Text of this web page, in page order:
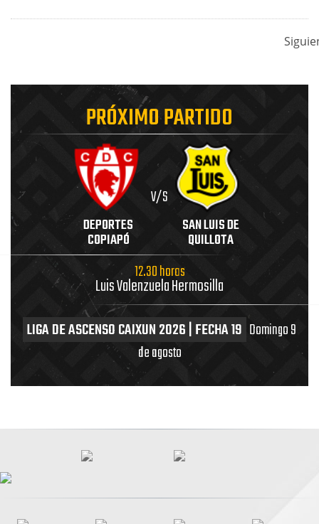
PRÓXIMO PARTIDO
DEPORTES
COPIAPÓ
V/S
SAN LUIS DE
QUILLOTA
12.30 horas
Luis Valenzuela Hermosilla
LIGA DE ASCENSO CAIXUN 2026 | FECHA 19 Domingo 9
de agosto